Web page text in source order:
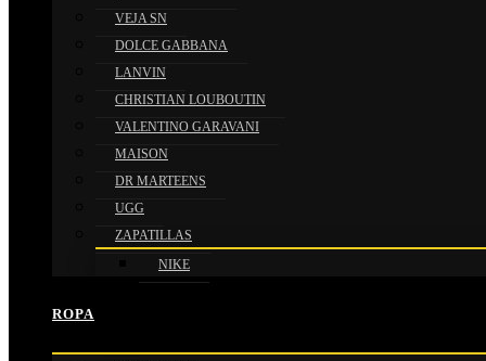
VEJA SN
DOLCE GABBANA
LANVIN
CHRISTIAN LOUBOUTIN
VALENTINO GARAVANI
MAISON
DR MARTEENS
UGG
ZAPATILLAS
NIKE
ROPA